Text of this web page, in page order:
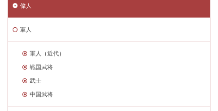
偉人
軍人
軍人（近代）
戦国武将
武士
中国武将